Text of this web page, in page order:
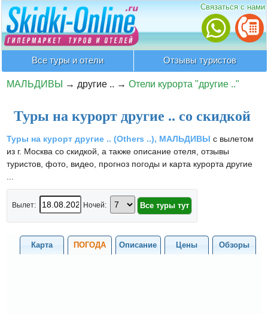
Связаться с нами
Все туры и отели Отзывы туристов
МАЛЬДИВЫ → другие .. →Отели курорта "другие .."
Туры на курорт другие .. со скидкой
Туры на курорт другие .. (Others ..), МАЛЬДИВЫ с вылетом
из г. Москва со скидкой, а также описание отеля, отзывы
туристов, фото, видео, прогноз погоды и карта курорта другие
Вылет: Ночей:
Карта ПОГОДА Описание Цены Обзоры